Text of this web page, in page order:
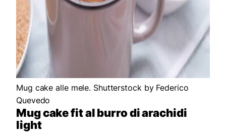
Mug cake alle mele. Shutterstock by Federico
Quevedo
Mug cake fit al burro di arachidi
light